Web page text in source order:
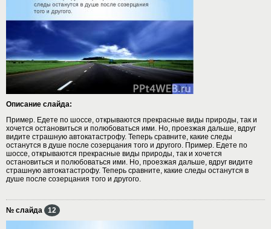
Описание слайда:
Пример. Едете по шоссе, открываются прекрасные виды природы, так и
хочется остановиться и полюбоваться ими. Но, проезжая дальше, вдруг
видите страшную автокатастрофу. Теперь сравните, какие следы
останутся в душе после созерцания того и другого. Пример. Едете по
шоссе, открываются прекрасные виды природы, так и хочется
остановиться и полюбоваться ими. Но, проезжая дальше, вдруг видите
страшную автокатастрофу. Теперь сравните, какие следы останутся в
душе после созерцания того и другого.
№ слайда 12